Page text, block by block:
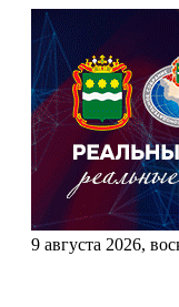
9 августа 2026,